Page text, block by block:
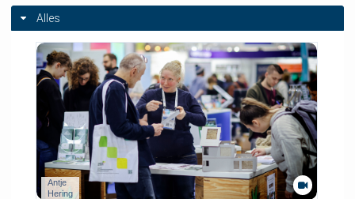
Alles
Antje
Hering